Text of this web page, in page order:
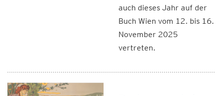
auch dieses Jahr auf der
Buch Wien vom 12. bis 16.
November 2025
vertreten.